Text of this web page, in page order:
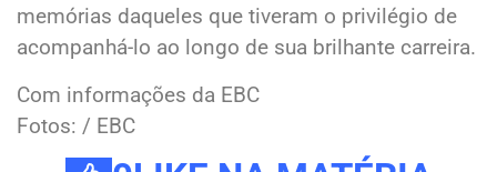
memórias daqueles que tiveram o privilégio de
acompanhá-lo ao longo de sua brilhante carreira.
Com informações da EBC
Fotos: / EBC